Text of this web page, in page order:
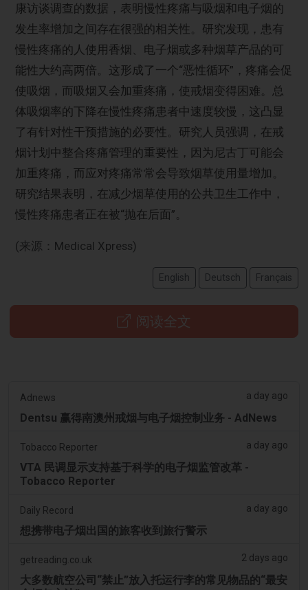
康访谈调查的数据，表明慢性疼痛与吸烟和电子烟的
发生率增加之间存在很强的相关性。研究发现，患有
慢性疼痛的人使用香烟、电子烟或多种烟草产品的可
能性大约高两倍。这形成了一个“恶性循环”，疼痛会促
使吸烟，而吸烟又会加重疼痛，使戒烟变得困难。总
体吸烟率的下降在慢性疼痛患者中速度较慢，这凸显
了有针对性干预措施的必要性。研究人员强调，在戒
烟计划中整合疼痛管理的重要性，因为尼古丁可能会
加重疼痛，而应对疼痛常常会导致烟草使用量增加。
研究结果表明，在减少烟草使用的公共卫生工作中，
慢性疼痛患者正在被“抛在后面”。
(来源：Medical Xpress)
English Deutsch Français
阅读全文
Adnews a day ago
Dentsu 赢得南澳州戒烟与电子烟控制业务 - AdNews
Tobacco Reporter a day ago
VTA 民调显示支持基于科学的电子烟监管改革 -
Tobacco Reporter
Daily Record a day ago
想携带电子烟出国的旅客收到旅行警示
getreading.co.uk 2 days ago
大多数航空公司“禁止”放入托运行李的常见物品的“最安